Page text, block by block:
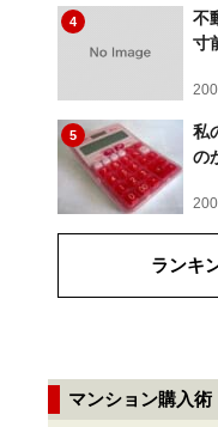
4
不
寸
5
私
の
ランキ
マンション購入術